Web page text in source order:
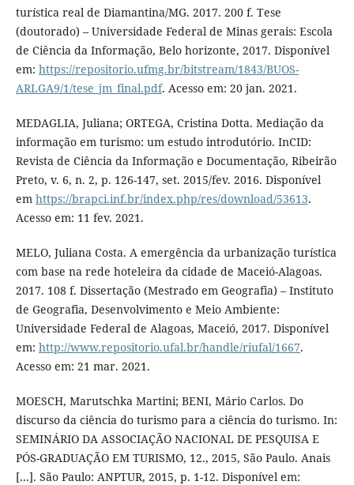
turística real de Diamantina/MG. 2017. 200 f. Tese
(doutorado) – Universidade Federal de Minas gerais: Escola
de Ciência da Informação, Belo horizonte, 2017. Disponível
em: https://repositorio.ufmg.br/bitstream/1843/BUOS-
ARLGA9/1/tese_jm_final.pdf. Acesso em: 20 jan. 2021.
MEDAGLIA, Juliana; ORTEGA, Cristina Dotta. Mediação da
informação em turismo: um estudo introdutório. InCID:
Revista de Ciência da Informação e Documentação, Ribeirão
Preto, v. 6, n. 2, p. 126-147, set. 2015/fev. 2016. Disponível
em https://brapci.inf.br/index.php/res/download/53613.
Acesso em: 11 fev. 2021.
MELO, Juliana Costa. A emergência da urbanização turística
com base na rede hoteleira da cidade de Maceió-Alagoas.
2017. 108 f. Dissertação (Mestrado em Geografia) – Instituto
de Geografia, Desenvolvimento e Meio Ambiente:
Universidade Federal de Alagoas, Maceió, 2017. Disponível
em: http://www.repositorio.ufal.br/handle/riufal/1667.
Acesso em: 21 mar. 2021.
MOESCH, Marutschka Martini; BENI, Mário Carlos. Do
discurso da ciência do turismo para a ciência do turismo. In:
SEMINÁRIO DA ASSOCIAÇÃO NACIONAL DE PESQUISA E
PÓS-GRADUAÇÃO EM TURISMO, 12., 2015, São Paulo. Anais
[...]. São Paulo: ANPTUR, 2015, p. 1-12. Disponível em: